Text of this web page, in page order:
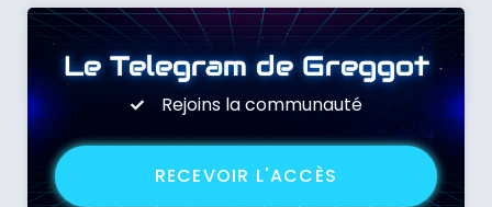
Le Telegram de Greggot
Rejoins la communauté
RECEVOIR L'ACCÈS